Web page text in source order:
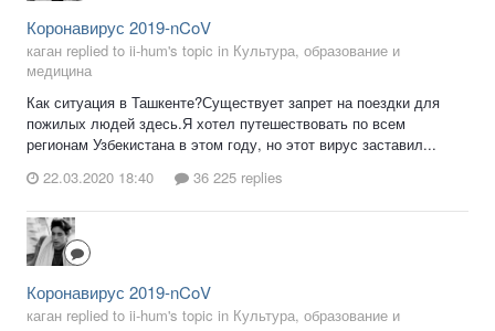
Коронавирус 2019-nCoV
каган replied to ii-hum's topic in Культура, образование и
медицина
Как ситуация в Ташкенте?Существует запрет на поездки для
пожилых людей здесь.Я хотел путешествовать по всем
регионам Узбекистана в этом году, но этот вирус заставил...
22.03.2020 18:40
36 225 replies
Коронавирус 2019-nCoV
каган replied to ii-hum's topic in Культура, образование и